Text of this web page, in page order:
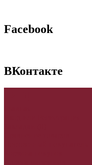
Facebook
ВКонтакте